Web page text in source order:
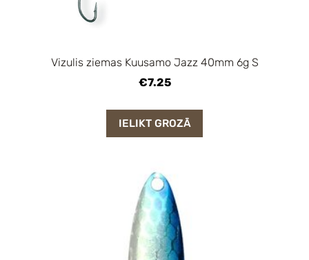
Vizulis ziemas Kuusamo Jazz 40mm 6g S
€7.25
IELIKT GROZĀ